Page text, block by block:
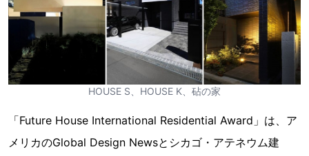
HOUSE S、HOUSE K、砧の家
「Future House International Residential Award」は、ア
メリカのGlobal Design Newsとシカゴ・アテネウム建